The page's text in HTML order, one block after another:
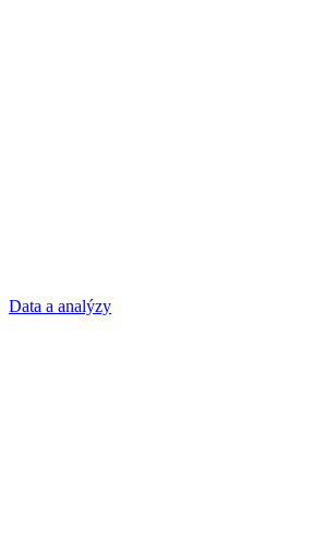
Data a analýzy